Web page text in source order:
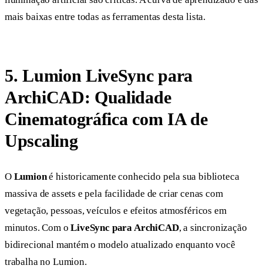
mais baixas entre todas as ferramentas desta lista.
5. Lumion LiveSync para
ArchiCAD: Qualidade
Cinematográfica com IA de
Upscaling
O Lumioné historicamente conhecido pela sua biblioteca
massiva de assets e pela facilidade de criar cenas com
vegetação, pessoas, veículos e efeitos atmosféricos em
minutos. Com oLiveSync para ArchiCAD, a sincronização
bidirecional mantém o modelo atualizado enquanto você
trabalha no Lumion.